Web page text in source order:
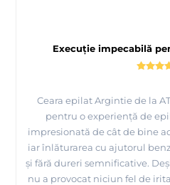
Execuție impecabilă
Ceara epilat Argintie de la
pentru o experiență de
impresionată de cât de bine
iar înlăturarea cu ajutorul
și fără dureri semnificative.
nu a provocat niciun fel de